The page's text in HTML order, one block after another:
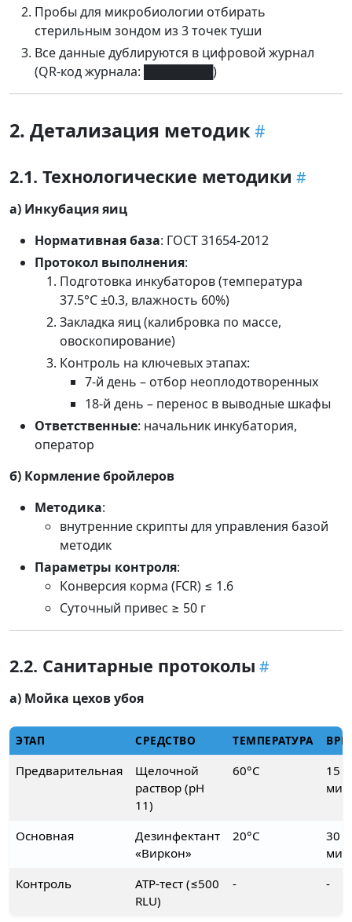
Пробы для микробиологии отбирать
стерильным зондом из 3 точек туши
Все данные дублируются в цифровой журнал
(QR-код журнала: ████████)
2. Детализация методик
2.1. Технологические методики
а) Инкубация яиц
Нормативная база: ГОСТ 31654-2012
Протокол выполнения:
Подготовка инкубаторов (температура
37.5°C ±0.3, влажность 60%)
Закладка яиц (калибровка по массе,
овоскопирование)
Контроль на ключевых этапах:
7-й день – отбор неоплодотворенных
18-й день – перенос в выводные шкафы
Ответственные: начальник инкубатория,
оператор
б) Кормление бройлеров
Методика:
внутренние скрипты для управления базой
методик
Параметры контроля:
Конверсия корма (FCR) ≤ 1.6
Суточный привес ≥ 50 г
2.2. Санитарные протоколы
а) Мойка цехов убоя
ЭТАП СРЕДСТВО ТЕМПЕРАТУРА
Предварительная
Щелочной
раствор (pH
11)
60°C
15
мин
Основная
Дезинфектант
«Виркон»
20°C
30
мин
Контроль
ATP-тест (≤500
RLU)
- -